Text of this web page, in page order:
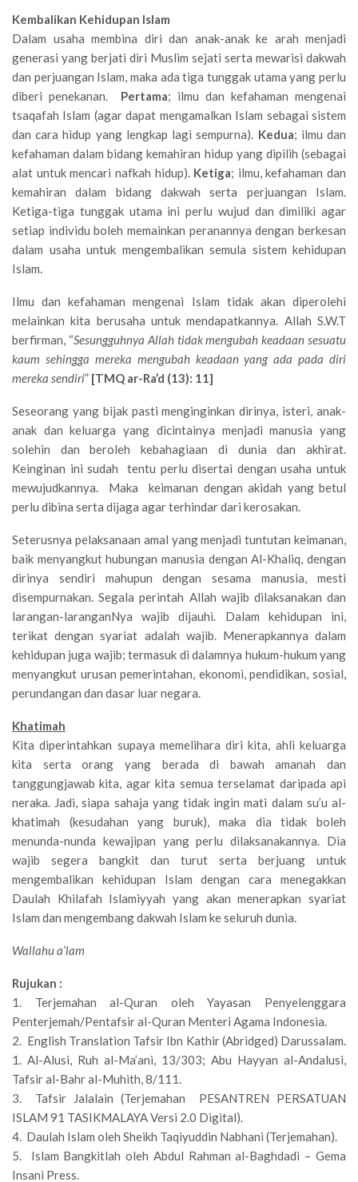
Kembalikan Kehidupan Islam
Dalam usaha membina diri dan anak-anak ke arah menjadi
generasi yang berjati diri Muslim sejati serta mewarisi dakwah
dan perjuangan Islam, maka ada tiga tunggak utama yang perlu
diberi penekanan. Pertama; ilmu dan kefahaman mengenai
tsaqafah Islam (agar dapat mengamalkan Islam sebagai sistem
dan cara hidup yang lengkap lagi sempurna). Kedua; ilmu dan
kefahaman dalam bidang kemahiran hidup yang dipilih (sebagai
alat untuk mencari nafkah hidup). Ketiga; ilmu, kefahaman dan
kemahiran dalam bidang dakwah serta perjuangan Islam.
Ketiga-tiga tunggak utama ini perlu wujud dan dimiliki agar
setiap individu boleh memainkan peranannya dengan berkesan
dalam usaha untuk mengembalikan semula sistem kehidupan
Islam.
Ilmu dan kefahaman mengenai Islam tidak akan diperolehi
melainkan kita berusaha untuk mendapatkannya. Allah S.W.T
berfirman, “Sesungguhnya Allah tidak mengubah keadaan sesuatu
kaum sehingga mereka mengubah keadaan yang ada pada diri
mereka sendiri” [TMQ ar-Ra’d (13): 11]
Seseorang yang bijak pasti menginginkan dirinya, isteri, anak-
anak dan keluarga yang dicintainya menjadi manusia yang
solehin dan beroleh kebahagiaan di dunia dan akhirat.
Keinginan ini sudah tentu perlu disertai dengan usaha untuk
mewujudkannya. Maka keimanan dengan akidah yang betul
perlu dibina serta dijaga agar terhindar dari kerosakan.
Seterusnya pelaksanaan amal yang menjadi tuntutan keimanan,
baik menyangkut hubungan manusia dengan Al-Khaliq, dengan
dirinya sendiri mahupun dengan sesama manusia, mesti
disempurnakan. Segala perintah Allah wajib dilaksanakan dan
larangan-laranganNya wajib dijauhi. Dalam kehidupan ini,
terikat dengan syariat adalah wajib. Menerapkannya dalam
kehidupan juga wajib; termasuk di dalamnya hukum-hukum yang
menyangkut urusan pemerintahan, ekonomi, pendidikan, sosial,
perundangan dan dasar luar negara.
Khatimah
Kita diperintahkan supaya memelihara diri kita, ahli keluarga
kita serta orang yang berada di bawah amanah dan
tanggungjawab kita, agar kita semua terselamat daripada api
neraka. Jadi, siapa sahaja yang tidak ingin mati dalam su’u al-
khatimah (kesudahan yang buruk), maka dia tidak boleh
menunda-nunda kewajipan yang perlu dilaksanakannya. Dia
wajib segera bangkit dan turut serta berjuang untuk
mengembalikan kehidupan Islam dengan cara menegakkan
Daulah Khilafah Islamiyyah yang akan menerapkan syariat
Islam dan mengembang dakwah Islam ke seluruh dunia.
Wallahu a’lam
Rujukan :
1. Terjemahan al-Quran oleh Yayasan Penyelenggara
Penterjemah/Pentafsir al-Quran Menteri Agama Indonesia.
2. English Translation Tafsir Ibn Kathir (Abridged) Darussalam.
1. Al-Alusi, Ruh al-Ma’ani, 13/303; Abu Hayyan al-Andalusi,
Tafsir al-Bahr al-Muhith, 8/111.
3. Tafsir Jalalain (Terjemahan PESANTREN PERSATUAN
ISLAM 91 TASIKMALAYA Versi 2.0 Digital).
4. Daulah Islam oleh Sheikh Taqiyuddin Nabhani (Terjemahan).
5. Islam Bangkitlah oleh Abdul Rahman al-Baghdadi – Gema
Insani Press.